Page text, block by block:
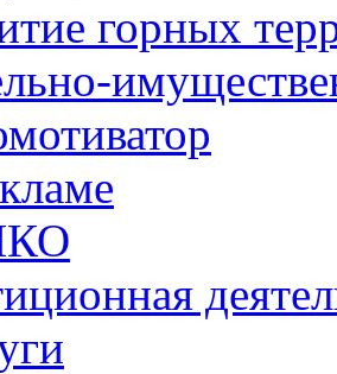
горных